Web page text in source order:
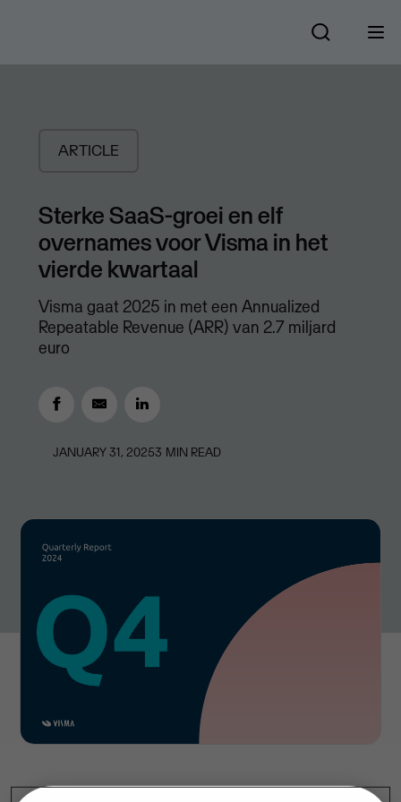
ARTICLE
Sterke SaaS-groei en elf
overnames voor Visma in het
vierde kwartaal
Visma gaat 2025 in met een Annualized
Repeatable Revenue (ARR) van 2.7 miljard
euro
JANUARY 31, 20253 MIN READ